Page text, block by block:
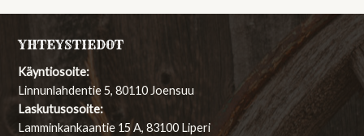
YHTEYSTIEDOT
Käyntiosoite:
Linnunlahdentie 5, 80110 Joensuu
Laskutusosoite:
Lamminkankaantie 15 A, 83100 Liperi